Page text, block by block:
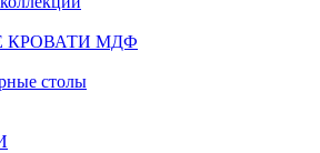
КРОВАТИ МДФ
столы